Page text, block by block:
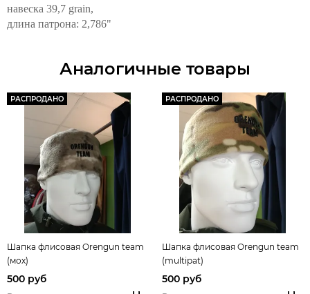
навеска 39,7 grain,
длина патрона: 2,786"
Аналогичные товары
РАСПРОДАНО
Шапка флисовая Orengun teаm
(мох)
500 руб
РАСПРОДАНО
Шапка флисовая Orengun teаm
(multipat)
500 руб